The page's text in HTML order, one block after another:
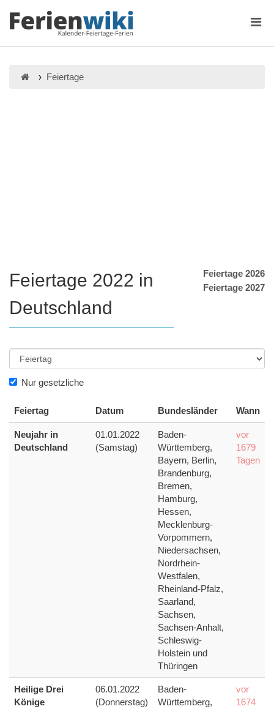
Feiertage
Feiertage 2022 in
Deutschland
Feiertage 2026
Feiertage 2027
Nur gesetzliche
Feiertag Datum Bundesländer Wann
Neujahr in
Deutschland
01.01.2022
(Samstag)
Baden-
Württemberg,
Bayern, Berlin,
Brandenburg,
Bremen,
Hamburg,
Hessen,
Mecklenburg-
Vorpommern,
Niedersachsen,
Nordrhein-
Westfalen,
Rheinland-Pfalz,
Saarland,
Sachsen,
Sachsen-Anhalt,
Schleswig-
Holstein und
Thüringen
vor
1679
Tagen
Heilige Drei
Könige
06.01.2022
(Donnerstag)
Baden-
Württemberg,
vor
1674